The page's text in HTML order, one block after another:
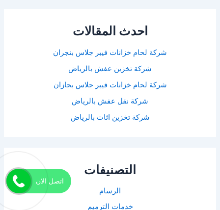
احدث المقالات
شركة لحام خزانات فيبر جلاس بنجران
شركة تخزين عفش بالرياض
شركة لحام خزانات فيبر جلاس بجازان
شركة نقل عفش بالرياض
شركة تخزين اثاث بالرياض
التصنيفات
الرسام
خدمات الترميم
اتصل الان